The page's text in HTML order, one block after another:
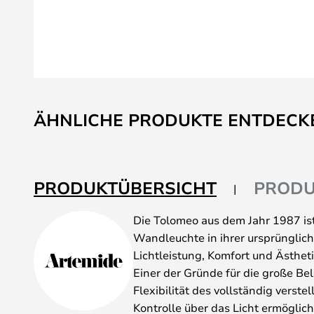
Anfang
der
ÄHNLICHE PRODUKTE
PRODUKTÜBERSICHT
Die Tolomeo aus dem Jahr 1987
Wandleuchte in ihrer
Lichtleistung, Komfort und
Einer der Gründe für die große
Flexibilität des vollständig
Kontrolle über das Licht